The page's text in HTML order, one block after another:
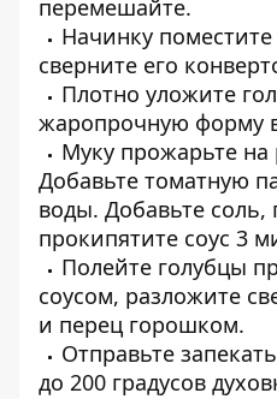
перемешайте.
Начинку
сверните его
Плотно уложите
жаропрочную форму
Муку прожарьте на
Добавьте томатную
воды. Добавьте соль,
прокипятите соус 3
Полейте голубцы
соусом, разложите
и перец горошком.
Отправьте
до 200 градусов